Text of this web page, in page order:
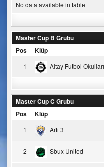
No data available in table
Master Cup B Grubu
Pos
Klüp
1 Altay Futbol Okulları
Master Cup C Grubu
Pos
Klüp
1 Artı 3
2 Sbux United